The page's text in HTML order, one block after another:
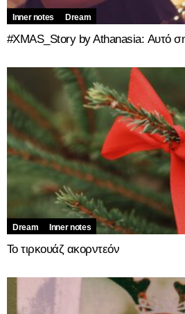
Inner notes Dream
#XMAS_Story by Athanasia: Αυτό
Dream Inner notes
Το τιρκουάζ ακορντεόν